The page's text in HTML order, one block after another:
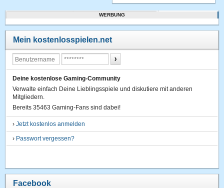
WERBUNG
Mein kostenlosspielen.net
Deine kostenlose Gaming-Community
Verwalte einfach Deine Lieblingsspiele und diskutiere mit anderen
Mitgliedern.
Bereits 35463 Gaming-Fans sind dabei!
›Jetzt kostenlos anmelden
› Passwort vergessen?
Facebook